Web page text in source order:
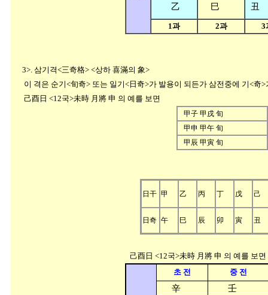
乙 巳 丑
1과 2과 3
3>. 삼기격<三奇格> <상하 喜滿의 象>
이 격은 순기<旬奇> 또는 일기<日奇>가 발용이 되든가 삼전중에 기<奇>
己酉日 <12국>未時 月將 申 의 예를 보면
甲子 甲戌 旬
甲申 甲午 旬
甲辰 甲寅 旬
日干 甲 乙 丙 丁 戊 己
日奇 午 巳 辰 卯 寅 丑
己酉日 <12국>未時 月將 申 의 예를 보면
초 전 중 전
辛 壬